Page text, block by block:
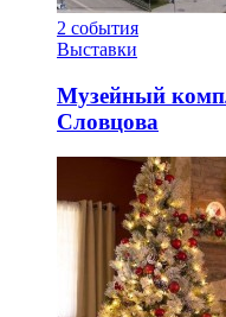
2 события
Выставки
Музейный
Словцова